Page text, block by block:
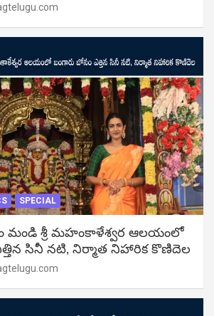
SPECIAL
మండి శ్రీ మహంకాళేశ్వర ఆలయంలో
సినీ నటి, నిర్మాత నిహారిక కొణిదెల